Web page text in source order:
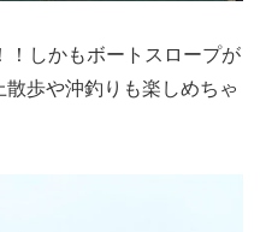
しかもボートスロープが
歩や沖釣りも楽しめちゃ